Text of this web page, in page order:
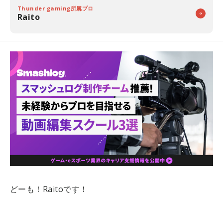
Thunder gaming所属プロ
Raito
どーも！Raitoです！